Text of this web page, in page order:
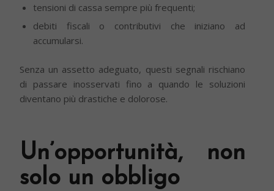
tensioni di cassa sempre più frequenti;
debiti fiscali o contributivi che iniziano ad
accumularsi.
Senza un assetto adeguato, questi segnali rischiano
di passare inosservati fino a quando le soluzioni
diventano più drastiche e dolorose.
Un’opportunità, non
solo un obbligo